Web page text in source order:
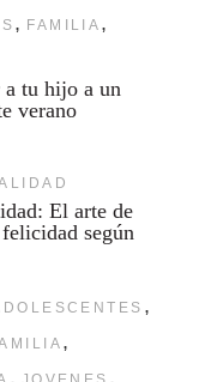
, FAMILIA ,
a tu hijo a un
verano
El arte de
según
,
,
, ,